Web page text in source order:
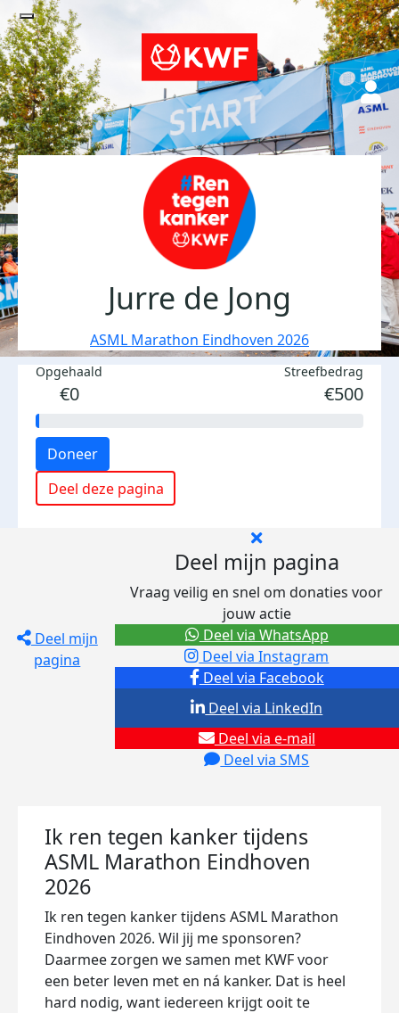
Jurre de Jong
ASML Marathon Eindhoven 2026
Opgehaald
€0
Streefbedrag
€500
Doneer
Deel deze pagina
Deel mijn
pagina
Deel mijn pagina
Vraag veilig en snel om donaties voor
jouw actie
Deel via Facebook
Deel via Instagram
Deel via e-mail
Deel via SMS
Deel via LinkedIn
Deel via WhatsApp
Ik ren tegen kanker tijdens
ASML Marathon Eindhoven
2026
Ik ren tegen kanker tijdens ASML Marathon
Eindhoven 2026. Wil jij me sponsoren?
Daarmee zorgen we samen met KWF voor
een beter leven met en ná kanker. Dat is heel
hard nodig, want iedereen krijgt ooit te